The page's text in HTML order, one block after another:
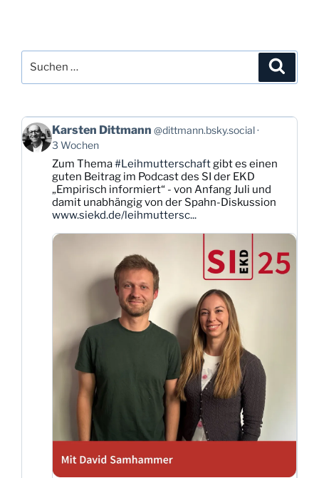
nach:
Beitrag
von
Karsten
Dittmann
Bluesky
ansehen
Karsten Dittmann @dittmann.bsky.social
3 Wochen
Zum Thema#Leihmutterschaftgibt es einen
guten Beitrag im Podcast des SI der EKD
„Empirisch informiert“ - von Anfang Juli und
damit unabhängig von der Spahn-Diskussion
www.siekd.de/leihmuttersc...